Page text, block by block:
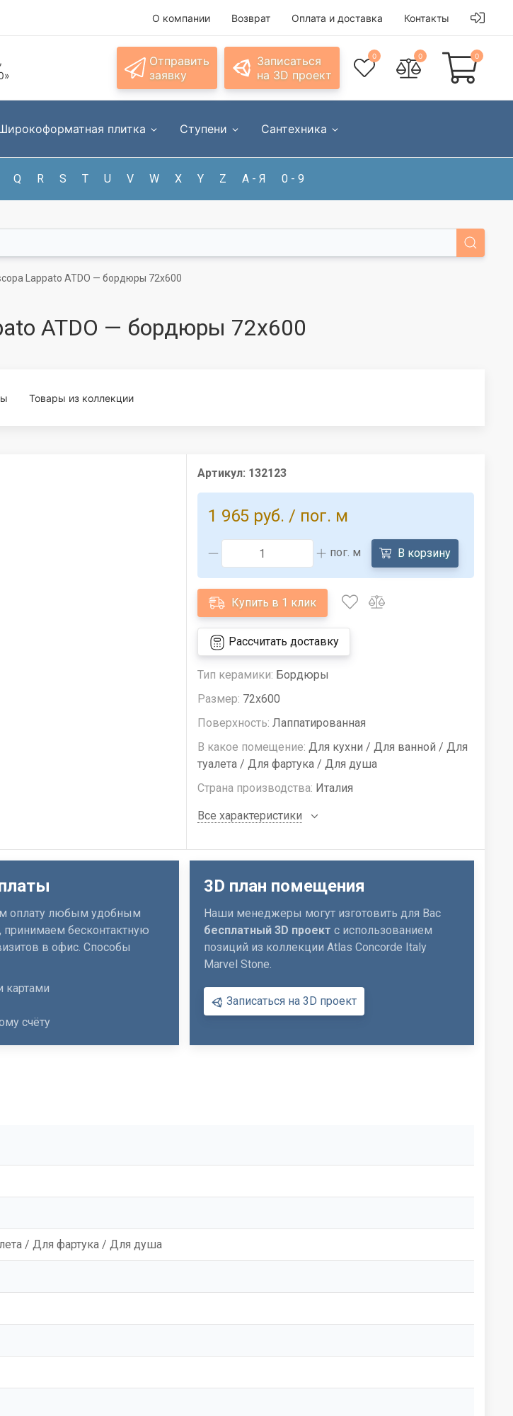
О компании Возврат Оплата и доставка Контакты
Отправить
заявку
Записаться
на 3D проект
0 0 0
плитка Ступени Сантехника
Q R S T U V W X Y Z А - Я 0 - 9
Lappato ATDO — бордюры 72x600
ATDO — бордюры 72x600
Товары из коллекции
Артикул: 132123
1 965 руб. / пог. м
пог. м В корзину
Купить в 1 клик
Рассчитать доставку
Тип керамики: Бордюры
Размер: 72x600
Поверхность: Лаппатированная
В какое помещение: Для кухни / Для ванной / Для
туалета / Для фартука / Для душа
Страна производства: Италия
Все характеристики
оплату любым удобным
принимаем бесконтактную
в офис. Способы
картами
счёту
3D план помещения
Наши менеджеры могут изготовить для Вас
бесплатный 3D проект с использованием
позиций из коллекции Atlas Concorde Italy
Marvel Stone.
Записаться на 3D проект
/ Для фартука / Для душа